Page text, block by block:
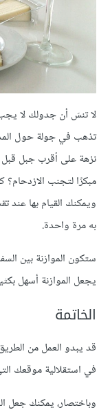
تذهب في جولة حول
نزهة على أقرب جبل قبل
مبكرًا لتجنب
ويمكنك القيام بها عند
به مرة واحدة.
ستكون الموازنة بين
يجعل الموازنة أسهل
الخاتمة
قد يبدو العمل من
في استقلالية موقعك
وباختصار، يمكنك جعل